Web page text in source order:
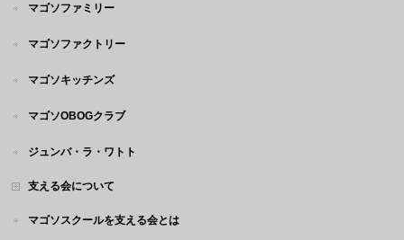
マゴソファミリー
マゴソファクトリー
マゴソキッチンズ
マゴソOBOGクラブ
ジュンバ・ラ・ワトト
支える会について
マゴソスクールを支える会とは